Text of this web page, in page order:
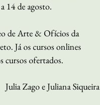
14 de agosto.
de Arte & Ofícios da
Já os cursos onlines
cursos ofertados.
Julia Zago e Juliana Siqueira